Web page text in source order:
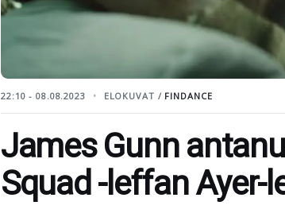
22:10 - 08.08.2023 ELOKUVAT / FINDANCE
James Gunn
Squad -leffan Ayer-